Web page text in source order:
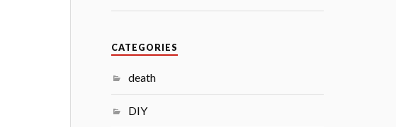
CATEGORIES
death
DIY